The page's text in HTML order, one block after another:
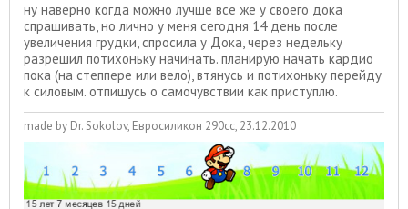
ну наверно когда можно лучше все же у своего дока
спрашивать, но лично у меня сегодня 14 день после
увеличения грудки, спросила у Дока, через недельку
разрешил потихоньку начинать. планирую начать кардио
пока (на степпере или вело), втянусь и потихоньку перейду
к силовым. отпишусь о самочувствии как приступлю.
made by Dr. Sokolov, Евросиликон 290сс, 23.12.2010